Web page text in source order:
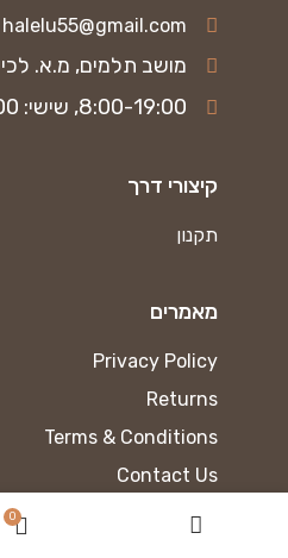
halelu55@gmail.com
מושב תלמים, מ.א.
8:00-19:00, שישי: 8:00-14:00
קיצורי דרך
תקנון
מאמרים
Privacy Policy
Returns
Terms & Conditions
Contact Us
Latest News
0